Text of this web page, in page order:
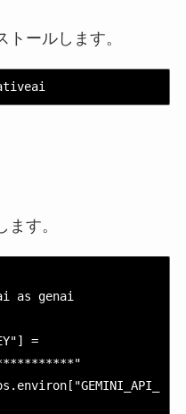
ールします。
す。
as genai
=